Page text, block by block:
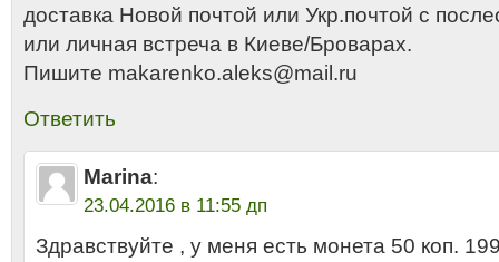
доставка Новой почтой или Укр.почтой с
или личная встреча в Киеве/Броварах.
Пишите makarenko.aleks@mail.ru
Ответить
Marina:
23.04.2016 в 11:55 дп
Здравствуйте , у меня есть монета 50 коп.